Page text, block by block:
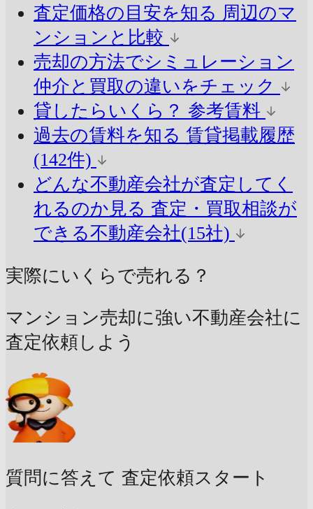
査定価格の目安を知る 周辺のマ
ンションと比較
売却の方法でシミュレーション
仲介と買取の違いをチェック
貸したらいくら？ 参考賃料
過去の賃料を知る 賃貸掲載履歴
(142件)
どんな不動産会社が査定してく
れるのか見る 査定・買取相談が
できる不動産会社(15社)
実際にいくらで売れる？
マンション売却に強い不動産会社に
査定依頼しよう
質問に答えて 査定依頼スタート